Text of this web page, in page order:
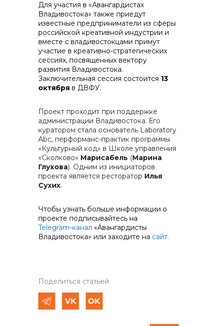
Для участия в «Авангардистах
Владивостока» также приедут
известные предприниматели из сферы
российской креативной индустрии и
вместе с владивостокцами примут
участие в креативно-стратегических
сессиях, посвященных вектору
развития Владивостока.
Заключительная сессия состоится 13
октября в ДВФУ.
Проект проходит при поддержке
администрации Владивостока. Его
куратором стала основатель Laboratory
Abc, перформанс-практик программы
«Культурный код» в Школе управления
«Сколково» Марисабель (Марина
Глухова). Одним из инициаторов
проекта является ресторатор Илья
Сухих.
Чтобы узнать больше информации о
проекте подписывайтесь на
Telegram-канал «Авангардисты
Владивостока» или заходите на сайт.
Поделиться статьей